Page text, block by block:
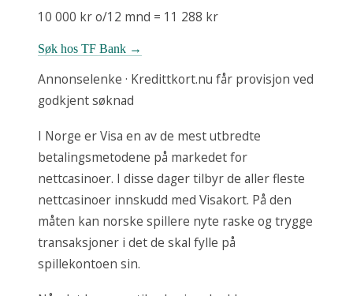
10 000 kr o/12 mnd = 11 288 kr
Søk hos TF Bank →
Annonselenke · Kredittkort.nu får provisjon ved
godkjent søknad
I Norge er Visa en av de mest utbredte
betalingsmetodene på markedet for
nettcasinoer. I disse dager tilbyr de aller fleste
nettcasinoer innskudd med Visakort. På den
måten kan norske spillere nyte raske og trygge
transaksjoner i det de skal fylle på
spillekontoen sin.